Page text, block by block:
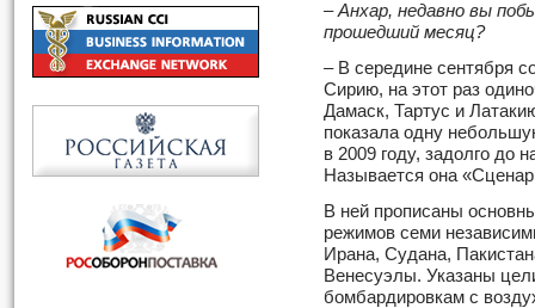
–Анхар, недавно вы
прошедший месяц?
– В середине сентября
Сирию, на этот раз
Дамаск, Тартус и
показала одну
в 2009 году, задолго до
Называется она
В ней прописаны
режимов семи
Ирана, Судана,
Венесуэлы. Указаны
бомбардировкам с